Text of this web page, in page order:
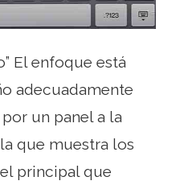
El enfoque está
adecuadamente
un panel a la
que muestra los
principal que